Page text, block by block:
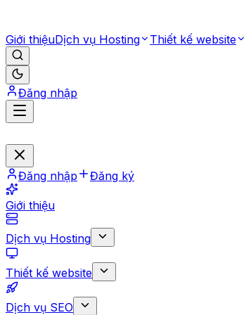
Giới thiệuDịch vụ Hosting Thiết kế website
Đăng nhập
Đăng nhập Đăng ký
Giới thiệu
Dịch vụ Hosting
Thiết kế website
Dịch vụ SEO